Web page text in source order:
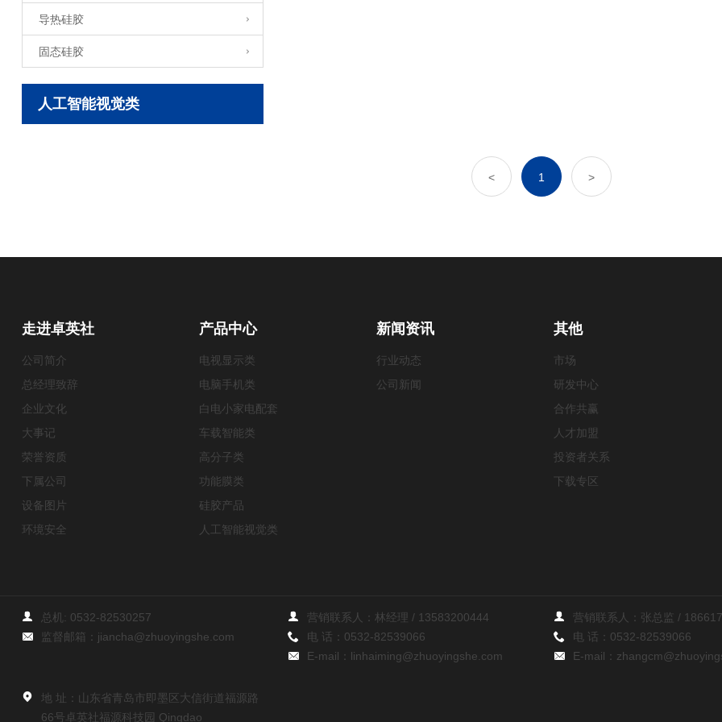
导热硅胶
固态硅胶
人工智能视觉类
< 1 >
走进卓英社
公司简介
总经理致辞
企业文化
大事记
荣誉资质
下属公司
设备图片
环境安全
产品中心
电视显示类
电脑手机类
白电小家电配套
车载智能类
高分子类
功能膜类
硅胶产品
人工智能视觉类
新闻资讯
行业动态
公司新闻
其他
市场
研发中心
合作共赢
人才加盟
投资者关系
下载专区
总机: 0532-82530257
监督邮箱： jiancha@zhuoyingshe.com
营销联系人：林经理 / 13583200444
电 话： 0532-82539066
E-mail： linhaiming@zhuoyingshe.com
营销联系人：张总监 /
电 话： 0532-82539066
E-mail：
地 址：山东省青岛市即墨区大信街道福源路
66号卓英社福源科技园 Qingdao